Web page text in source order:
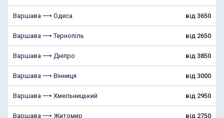
Варшава ⟶ Одеса від 3650
Варшава ⟶ Тернопіль від 2650
Варшава ⟶ Дніпро від 3850
Варшава ⟶ Вінниця від 3000
Варшава ⟶ Хмельницький від 2950
Варшава ⟶ Житомир від 2750